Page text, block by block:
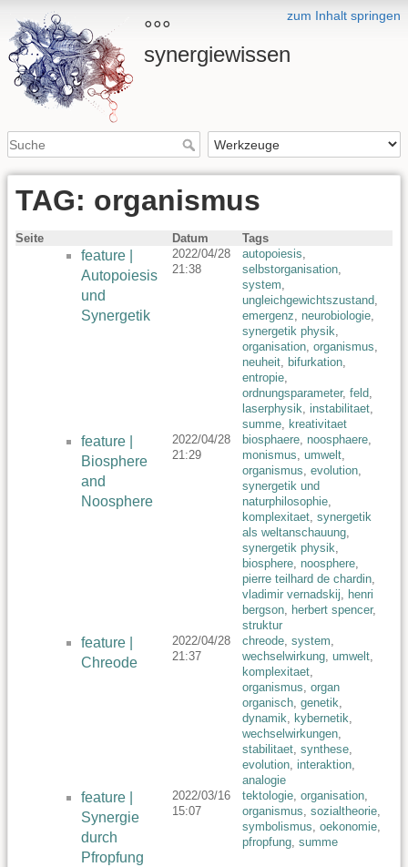
zum Inhalt springen
°°°
synergiewissen
TAG: organismus
Seite Datum Tags
feature |
Autopoiesis
und
Synergetik
2022/04/28
21:38
autopoiesis,
selbstorganisation,
system,
ungleichgewichtszustand,
emergenz, neurobiologie,
synergetik physik,
organisation, organismus,
neuheit, bifurkation,
entropie,
ordnungsparameter, feld,
laserphysik, instabilitaet,
summe, kreativitaet
feature |
Biosphere
and
Noosphere
2022/04/28
21:29
biosphaere, noosphaere,
monismus, umwelt,
organismus, evolution,
synergetik und
naturphilosophie,
komplexitaet, synergetik
als weltanschauung,
synergetik physik,
biosphere, noosphere,
pierre teilhard de chardin,
vladimir vernadskij, henri
bergson, herbert spencer,
struktur
feature |
Chreode
2022/04/28
21:37
chreode, system,
wechselwirkung, umwelt,
komplexitaet,
organismus, organ
organisch, genetik,
dynamik, kybernetik,
wechselwirkungen,
stabilitaet, synthese,
evolution, interaktion,
analogie
feature |
Synergie
durch
Pfropfung
2022/03/16
15:07
tektologie, organisation,
organismus, sozialtheorie,
symbolismus, oekonomie,
pfropfung, summe